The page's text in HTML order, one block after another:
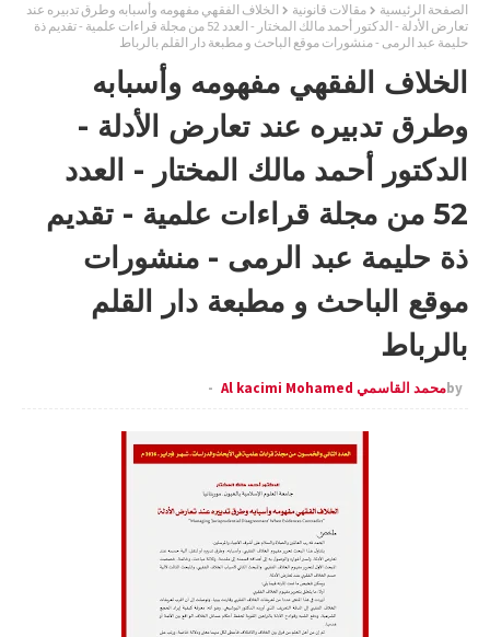
الصفحة الرئيسية مقالات قانونية
الخلاف الفقهي مفهومه وأسبابه وطرق تدبيره عند
تعارض الأدلة - الدكتور أحمد مالك المختار - العدد 52 من مجلة قراءات علمية - تقديم ذة
حليمة عبد الرمى - منشورات موقع الباحث و مطبعة دار القلم بالرباط
الخلاف الفقهي مفهومه وأسبابه
وطرق تدبيره عند تعارض الأدلة -
الدكتور أحمد مالك المختار - العدد
52 من مجلة قراءات علمية - تقديم
ذة حليمة عبد الرمى - منشورات
موقع الباحث و مطبعة دار القلم
بالرباط
byمحمد القاسمي Al kacimi Mohamed